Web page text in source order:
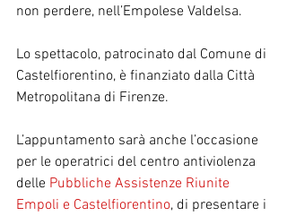
non perdere, nell’Empolese Valdelsa.
Lo spettacolo, patrocinato dal Comune di
Castelfiorentino, è finanziato dalla Città
Metropolitana di Firenze.
L’appuntamento sarà anche l’occasione
per le operatrici del centro antiviolenza
delle Pubbliche Assistenze Riunite
Empoli e Castelfiorentino, di presentare i